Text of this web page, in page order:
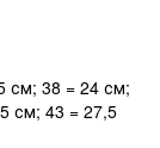
см; 38 = 24 см;
см; 43 = 27,5